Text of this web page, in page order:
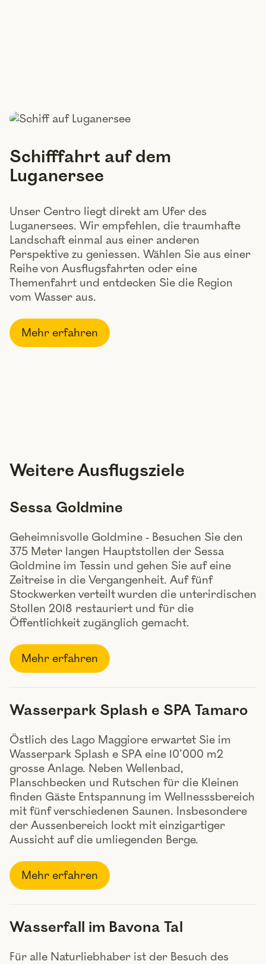
Schifffahrt auf dem
Luganersee
Unser Centro liegt direkt am Ufer des
Luganersees. Wir empfehlen, die traumhafte
Landschaft einmal aus einer anderen
Perspektive zu geniessen. Wählen Sie aus einer
Reihe von Ausflugsfahrten oder eine
Themenfahrt und entdecken Sie die Region
vom Wasser aus.
Mehr erfahren
Weitere Ausflugsziele
Sessa Goldmine
Geheimnisvolle Goldmine - Besuchen Sie den
375 Meter langen Hauptstollen der Sessa
Goldmine im Tessin und gehen Sie auf eine
Zeitreise in die Vergangenheit. Auf fünf
Stockwerken verteilt wurden die unterirdischen
Stollen 2018 restauriert und für die
Öffentlichkeit zugänglich gemacht.
Mehr erfahren
Wasserpark Splash e SPA Tamaro
Östlich des Lago Maggiore erwartet Sie im
Wasserpark Splash e SPA eine 10’000 m2
grosse Anlage. Neben Wellenbad,
Planschbecken und Rutschen für die Kleinen
finden Gäste Entspannung im Wellnesssbereich
mit fünf verschiedenen Saunen. Insbesondere
der Aussenbereich lockt mit einzigartiger
Aussicht auf die umliegenden Berge.
Mehr erfahren
Wasserfall im Bavona Tal
Für alle Naturliebhaber ist der Besuch des